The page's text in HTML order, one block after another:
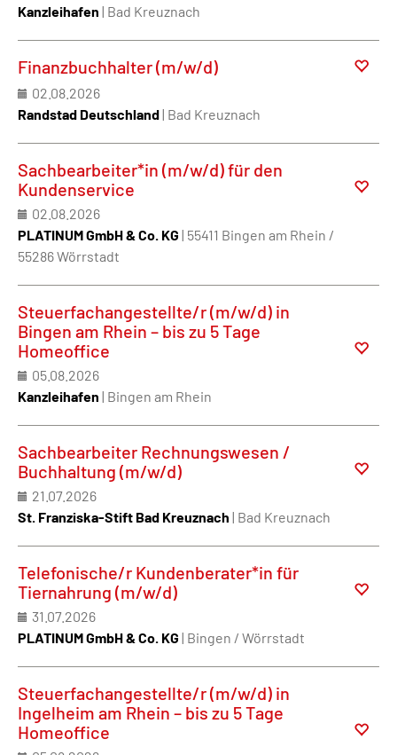
Kanzleihafen | Bad Kreuznach
Finanzbuchhalter (m/w/d)
02.08.2026
Randstad Deutschland| Bad Kreuznach
Sachbearbeiter*in (m/w/d) für den
Kundenservice
02.08.2026
PLATINUM GmbH & Co. KG | 55411 Bingen am Rhein /
55286 Wörrstadt
Steuerfachangestellte/r (m/w/d) in
Bingen am Rhein – bis zu 5 Tage
Homeoffice
05.08.2026
Kanzleihafen | Bingen am Rhein
Sachbearbeiter Rechnungswesen /
Buchhaltung (m/w/d)
21.07.2026
St. Franziska-Stift Bad Kreuznach | Bad Kreuznach
Telefonische/r Kundenberater*in für
Tiernahrung (m/w/d)
31.07.2026
PLATINUM GmbH & Co. KG | Bingen / Wörrstadt
Steuerfachangestellte/r (m/w/d) in
Ingelheim am Rhein – bis zu 5 Tage
Homeoffice